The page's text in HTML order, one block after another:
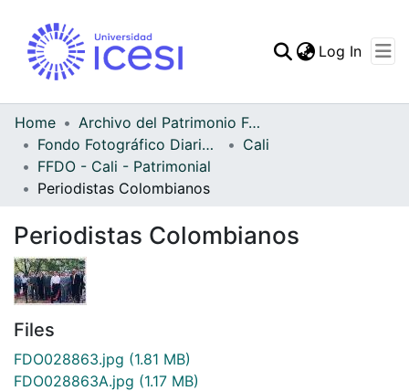
Statistics
Log In
Home
Archivo del Patrimonio Fotográfico y Fílmico del Valle del Cauca
Fondo Fotográfico Diario Occidente
Cali
FFDO - Cali - Patrimonial
Periodistas Colombianos
Periodistas Colombianos
Files
FDO028863.jpg (1.81 MB)
FDO028863A.jpg (1.17 MB)